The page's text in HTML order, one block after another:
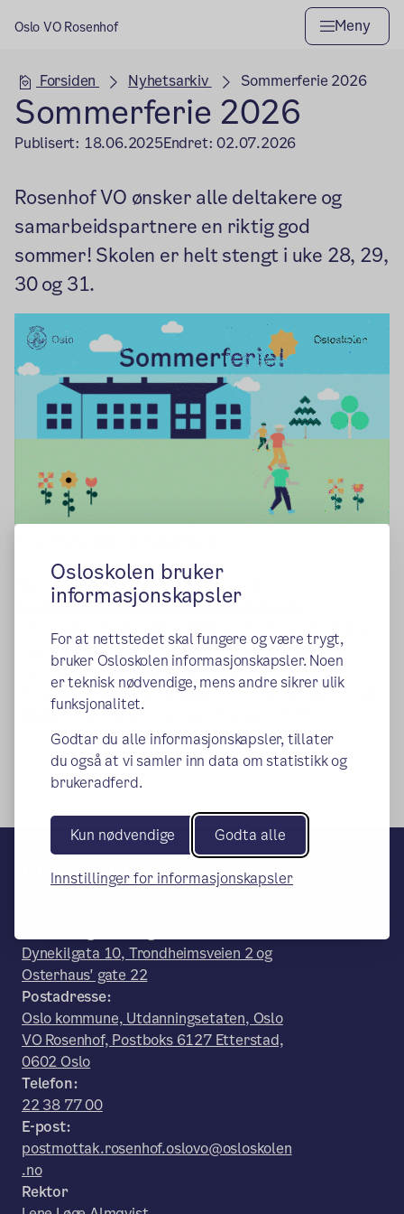
Osloskolen bruker
informasjonskapsler
For at nettstedet skal fungere og være trygt,
bruker Osloskolen informasjonskapsler. Noen
er teknisk nødvendige, mens andre sikrer ulik
funksjonalitet.
Godtar du alle informasjonskapsler, tillater
du også at vi samler inn data om statistikk og
brukeradferd.
Kun nødvendige Godta alle
Innstillinger for informasjonskapsler
Oslo VO Rosenhof Meny
Hovedseksjon
Forsiden Nyhetsarkiv Sommerferie 2026
Sommerferie 2026
Publisert: 18.06.2025Endret:02.07.2026
Rosenhof VO ønsker alle deltakere og
samarbeidspartnere en riktig god
sommer! Skolen er helt stengt i uke 28, 29,
30 og 31.
Henvendelser kan sendes på epost til
postmottak.rosenhof.oslovo@osloskolen.no
Telefonen betjent mellom klokken 08.00 og 15.00 alle
dager unntatt uke 28-30. Har du søkt skoleplass, vil du få
svar i Digipost/posten før skolestart.
Vi ønsker dere alle en riktig god sommer, og velkommen
tilbake til skolestart mandag 17. august 2026.
Oslo VO Rosenhof
Dynekilgata 10, Trondheimsveien 2 og
Osterhaus' gate 22
Postadresse:
Oslo kommune, Utdanningsetaten, Oslo
VO Rosenhof, Postboks 6127 Etterstad,
0602 Oslo
Telefon:
22 38 77 00
E-post:
postmottak.rosenhof.oslovo@osloskolen
.no
Rektor